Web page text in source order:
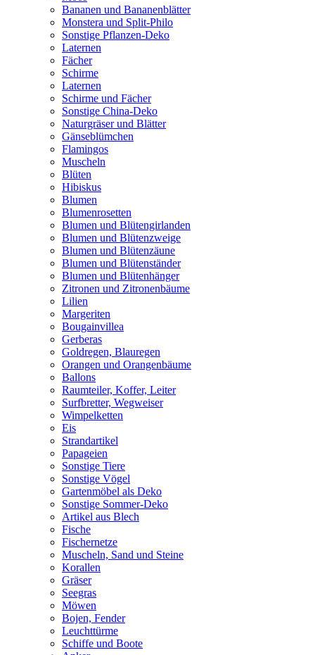
Bananen und Bananenblätter
Monstera und Split-Philo
Sonstige Pflanzen-Deko
Laternen
Fächer
Schirme
Laternen
Schirme und Fächer
Sonstige China-Deko
Naturgräser und Blätter
Gänseblümchen
Flamingos
Muscheln
Blüten
Hibiskus
Blumen
Blumenrosetten
Blumen und Blütengirlanden
Blumen und Blütenzweige
Blumen und Blütenzäune
Blumen und Blütenständer
Blumen und Blütenhänger
Zitronen und Zitronenbäume
Lilien
Margeriten
Bougainvillea
Gerberas
Goldregen, Blauregen
Orangen und Orangenbäume
Ballons
Raumteiler, Koffer, Leiter
Surfbretter, Wegweiser
Wimpelketten
Eis
Strandartikel
Papageien
Sonstige Tiere
Sonstige Vögel
Gartenmöbel als Deko
Sonstige Sommer-Deko
Artikel aus Blech
Fische
Fischernetze
Muscheln, Sand und Steine
Korallen
Gräser
Seegras
Möwen
Bojen, Fender
Leuchttürme
Schiffe und Boote